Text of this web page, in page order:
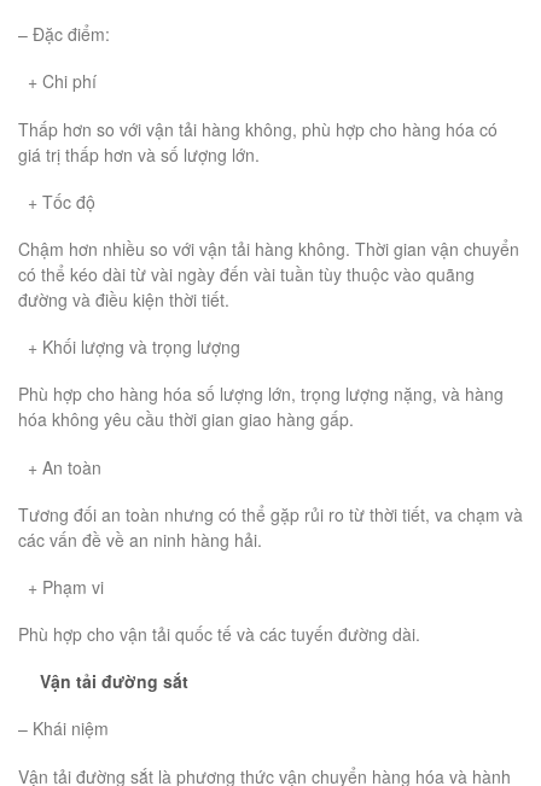
– Đặc điểm:
+ Chi phí
Thấp hơn so với vận tải hàng không, phù hợp cho hàng hóa có
giá trị thấp hơn và số lượng lớn.
+ Tốc độ
Chậm hơn nhiều so với vận tải hàng không. Thời gian vận chuyển
có thể kéo dài từ vài ngày đến vài tuần tùy thuộc vào quãng
đường và điều kiện thời tiết.
+ Khối lượng và trọng lượng
Phù hợp cho hàng hóa số lượng lớn, trọng lượng nặng, và hàng
hóa không yêu cầu thời gian giao hàng gấp.
+ An toàn
Tương đối an toàn nhưng có thể gặp rủi ro từ thời tiết, va chạm và
các vấn đề về an ninh hàng hải.
+ Phạm vi
Phù hợp cho vận tải quốc tế và các tuyến đường dài.
Vận tải đường sắt
– Khái niệm
Vận tải đường sắt là phương thức vận chuyển hàng hóa và hành